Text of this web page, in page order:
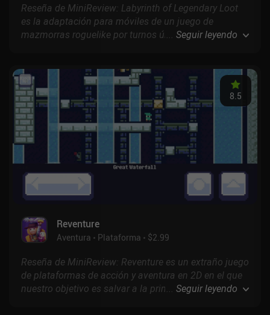
Reseña de MiniReview: Labyrinth of Legendary Loot
es la adaptación para móviles de un juego de
mazmorras roguelike por turnos único para PC que
experiencia, para obtener nuevas habilidades y
aumentar nuestras estadísticas de salud, ataque y
magia.
... Seguir leyendo
Reventure
Aventura Plataforma $2.99
8.5
Reseña de MiniReview: Reventure es un extraño juego
de plataformas de acción y aventura en 2D en el que
nuestro objetivo es salvar a la princesa de un Señor
... Seguir leyendo